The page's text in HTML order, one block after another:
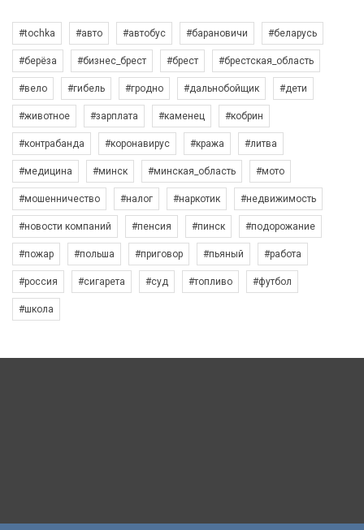
#tochka #авто #автобус #барановичи #беларусь
#берёза #бизнес_брест #брест #брестская_область
#вело #гибель #гродно #дальнобойщик #дети
#животное #зарплата #каменец #кобрин
#контрабанда #коронавирус #кража #литва
#медицина #минск #минская_область #мото
#мошенничество #налог #наркотик #недвижимость
#новости компаний #пенсия #пинск #подорожание
#пожар #польша #приговор #пьяный #работа
#россия #сигарета #суд #топливо #футбол
#школа